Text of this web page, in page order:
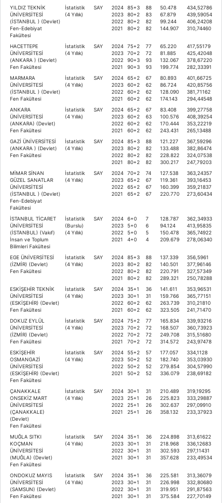
YILDIZ TEKNİK
ÜNİVERSİTESİ
(İSTANBUL ) (Devlet)
Fen-Edebiyat
Fakültesi
İstatistik
(4 Yıllık)
SAY
2024
2023
2022
2021
85+3
80+2
80+2
80+2
88
83
82
82
50.478
67.879
99.244
144.907
434,52786
439,59054
406,24208
310,74460
HACETTEPE
ÜNİVERSİTESİ
(ANKARA ) (Devlet)
Fen Fakültesi
İstatistik
(4 Yıllık)
SAY
2024
2023
2022
2021
75+2
70+2
90+3
90+3
77
72
93
93
65.220
81.885
132.067
199.774
417,55179
425,42048
378,67220
282,33391
MARMARA
ÜNİVERSİTESİ
(İSTANBUL ) (Devlet)
Fen Fakültesi
İstatistik
(4 Yıllık)
SAY
2024
2023
2022
2021
65+2
60+2
60+2
60+2
67
62
62
62
80.893
86.724
128.090
174.143
401,66725
420,85756
381,71162
294,44548
ANKARA
ÜNİVERSİTESİ
(ANKARA) (Devlet)
Fen Fakültesi
İstatistik
(4 Yıllık)
SAY
2024
2023
2022
2021
65+2
60+2
60+2
60+2
67
63
62
62
83.408
100.576
170.444
243.431
399,27758
408,39254
353,22219
265,13488
GAZİ ÜNİVERSİTESİ
(ANKARA ) (Devlet)
Fen Fakültesi
İstatistik
(4 Yıllık)
SAY
2024
2023
2022
2021
85+3
80+2
80+2
80+2
88
82
82
82
121.227
133.488
228.822
300.217
367,59296
382,86474
324,07538
247,79203
MİMAR SİNAN
GÜZEL SANATLAR
ÜNİVERSİTESİ
(İSTANBUL ) (Devlet)
Fen-Edebiyat
Fakültesi
İstatistik
(4 Yıllık)
SAY
2024
2023
2022
2021
70+2
65+2
65+2
65+2
74
67
67
67
127.538
119.361
160.399
220.770
363,24357
393,16453
359,21837
273,60434
İSTANBUL TİCARET
ÜNİVERSİTESİ
(İSTANBUL) (Vakıf)
İnsan ve Toplum
Bilimleri Fakültesi
İstatistik
(Burslu)
(4 Yıllık)
SAY
2024
2023
2022
2021
6+0
5+0
5+0
4+0
7
6
5
4
128.787
94.124
150.478
209.679
362,34933
413,95835
365,74922
278,06340
EGE ÜNİVERSİTESİ
(İZMİR) (Devlet)
Fen Fakültesi
İstatistik
(4 Yıllık)
SAY
2024
2023
2022
2021
85+3
80+2
80+2
80+2
88
82
82
82
137.339
140.501
220.791
289.321
356,5961
377,96146
327,57349
250,78288
ESKİŞEHİR TEKNİK
ÜNİVERSİTESİ
(ESKİŞEHİR) (Devlet)
Fen Fakültesi
İstatistik
(4 Yıllık)
SAY
2024
2023
2022
2021
35+1
30+1
60+2
60+2
36
31
62
62
141.611
159.766
263.739
323.505
353,96531
365,77151
310,21810
241,71470
DOKUZ EYLÜL
ÜNİVERSİTESİ
(İZMİR) (Devlet)
Fen Fakültesi
İstatistik
(4 Yıllık)
SAY
2024
2023
2022
2021
75+2
70+2
70+2
70+2
77
72
72
72
165.834
168.507
249.708
314.572
339,93216
360,73923
315,51680
243,97478
ESKİŞEHİR
OSMANGAZİ
ÜNİVERSİTESİ
(ESKİŞEHİR) (Devlet)
Fen Fakültesi
İstatistik
(4 Yıllık)
SAY
2024
2023
2022
2021
55+2
50+2
50+2
50+2
57
52
52
52
177.057
182.740
279.854
336.079
334,1128
353,03930
304,57990
238,69182
ÇANAKKALE
ONSEKİZ MART
ÜNİVERSİTESİ
(ÇANAKKALE)
(Devlet)
Fen Fakültesi
İstatistik
(4 Yıllık)
SAY
2024
2023
2022
2021
30+1
25+1
25+1
25+1
31
26
26
26
210.489
225.823
302.637
358.132
319,19295
333,29887
297,09910
233,37923
MUĞLA SITKI
KOÇMAN
ÜNİVERSİTESİ
(MUĞLA) (Devlet)
Fen Fakültesi
İstatistik
(4 Yıllık)
SAY
2024
2023
2022
2021
35+1
30+1
30+1
30+1
36
31
31
31
224.898
218.968
302.593
357.628
313,61622
336,12683
297,11431
233,49534
ONDOKUZ MAYIS
ÜNİVERSİTESİ
(SAMSUN) (Devlet)
Fen Fakültesi
İstatistik
(4 Yıllık)
SAY
2024
2023
2022
2021
35+1
30+1
30+1
30+1
36
31
31
31
225.581
226.998
319.951
375.584
313,36079
332,80680
291,87563
227,70149